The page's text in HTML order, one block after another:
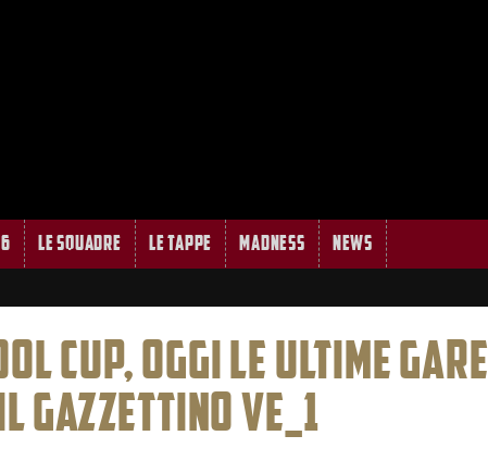
Le Squadre Le tappe MADNESS News
CUP, OGGI LE ULTIME GARE
GAZZETTINO VE_1